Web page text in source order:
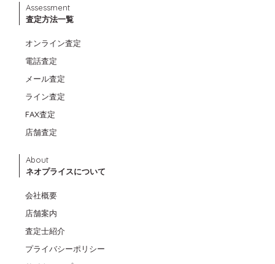
Assessment
査定方法一覧
オンライン査定
電話査定
メール査定
ライン査定
FAX査定
店舗査定
About
ネオプライスについて
会社概要
店舗案内
査定士紹介
プライバシーポリシー